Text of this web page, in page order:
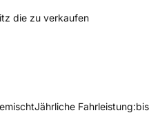
die zu verkaufen
Jährliche Fahrleistung:bis